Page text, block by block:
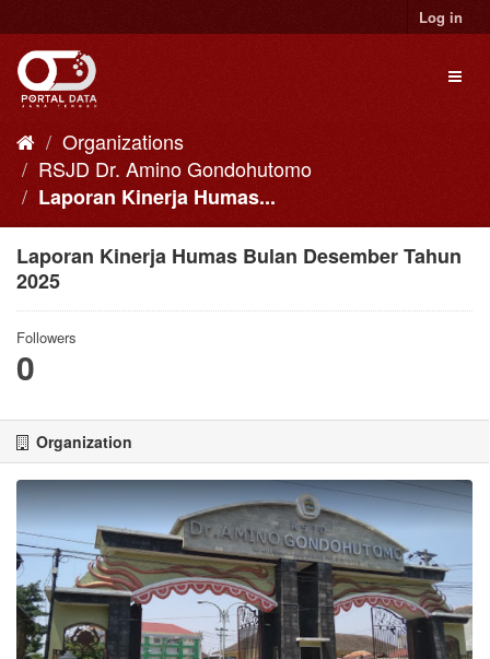
to
content
Log in
Organizations
RSJD Dr. Amino Gondohutomo
Laporan Kinerja Humas...
Laporan Kinerja Humas Bulan Desember Tahun
2025
Followers
0
Organization